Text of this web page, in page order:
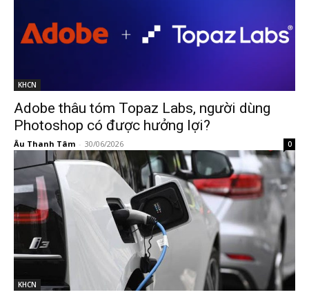
KHCN
Adobe thâu tóm Topaz Labs, người dùng
Photoshop có được hưởng lợi?
Âu Thanh Tâm - 30/06/2026 0
KHCN